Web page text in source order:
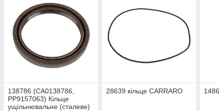
138786 (CA0138786,
PP9157063) Кільце
ущільнювальне (сталеве)
28639 кільце CARRARO